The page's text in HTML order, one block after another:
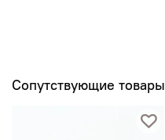
Сопутствующие товары